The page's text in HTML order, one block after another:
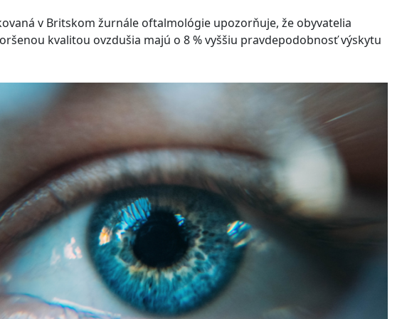
v Britskom žurnále oftalmológie upozorňuje, že obyvatelia
kvalitou ovzdušia majú o 8 % vyššiu pravdepodobnosť výskytu